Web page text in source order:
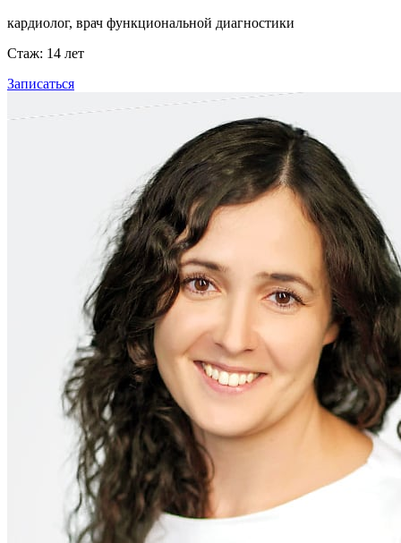
кардиолог, врач функциональной диагностики
Стаж: 14 лет
Записаться